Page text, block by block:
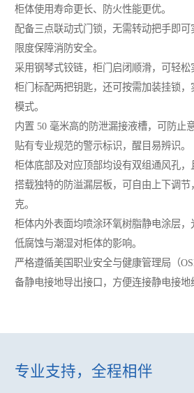
柜体使用寿命更长、防火性能更优。
配备三点联动式门锁，无需转动把手即
限度保障消防安全。
采用钢琴式铰链，柜门启闭顺滑，可轻松
柜门标配两把钥匙，还可按需加装挂锁
模式。
内置 50 毫米高的防泄漏接液槽，可防止
贴有专业规范的警示标识，醒目易辨识。
柜体底部及对应顶部均设有双组通风孔，
搭载独特的防溢漏层板，可自由上下调节
克。
柜体内外表面均喷涂环氧树脂静电涂层
低腐蚀与潮湿对柜体的影响。
严格遵循美国职业安全与健康管理局（
备静电接地导出接口，方便连接静电接地
专业支持，全程相伴